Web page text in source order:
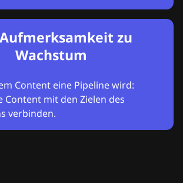
zu
Wachstum
Content eine Pipeline wird:
Content mit den Zielen des
verbinden.